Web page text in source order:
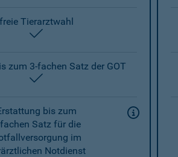
freie Tierarztwahl
zum 3-fachen Satz der GOT
bis zum
Satz für die
im
Notdienst